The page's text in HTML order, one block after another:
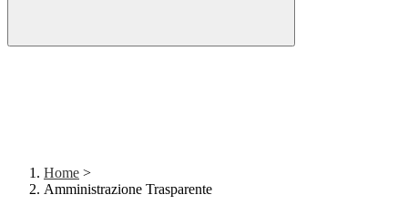
Home >
Amministrazione Trasparente